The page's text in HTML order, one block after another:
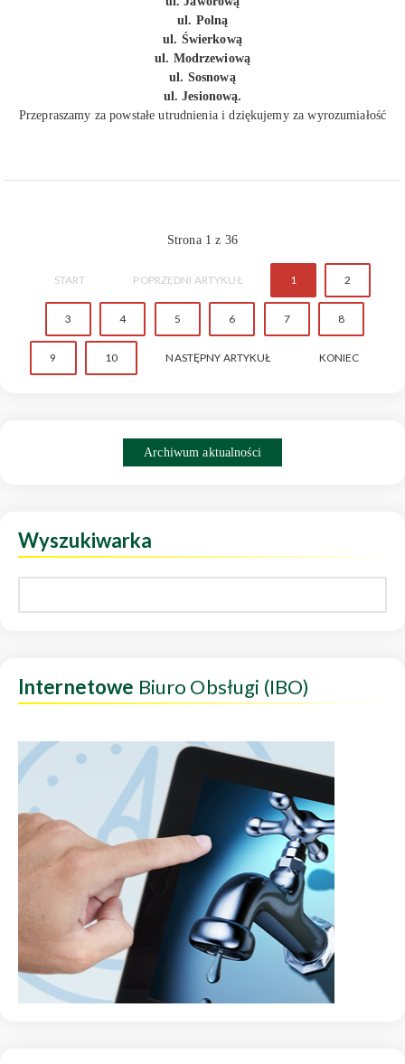
ul. Polną
ul. Świerkową
ul. Modrzewiową
ul. Sosnową
ul. Jesionową.
Przepraszamy za powstałe utrudnienia i dziękujemy za wyrozumiałość
Strona 1 z 36
START POPRZEDNI ARTYKUŁ 1 2
3 4 5 6 7 8
9 10 NASTĘPNY ARTYKUŁ KONIEC
Archiwum aktualności
Wyszukiwarka
Internetowe Biuro Obsługi (IBO)